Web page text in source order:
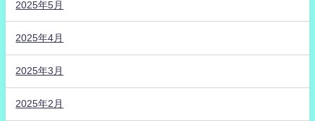
2025年5月
2025年4月
2025年3月
2025年2月